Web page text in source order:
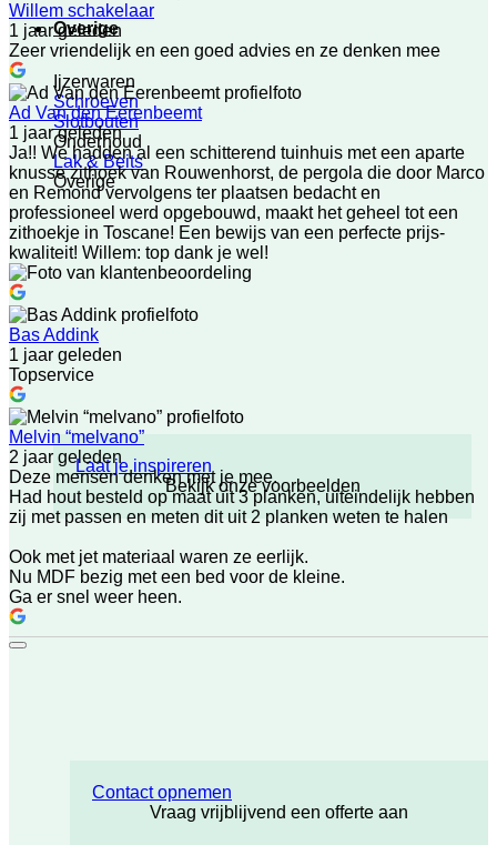
Overige
Ijzerwaren
Schroeven
Slotbouten
Onderhoud
Lak & Beits
Overige
Laat je inspireren
Bekijk onze voorbeelden
Contact opnemen
Vraag vrijblijvend een offerte aan
Willem schakelaar
1 jaar geleden
Zeer vriendelijk en een goed advies en ze denken mee
Ad Van den Eerenbeemt
1 jaar geleden
Ja!! We hadden al een schitterend tuinhuis met een aparte
knusse zithoek van Rouwenhorst, de pergola die door Marco
en Remond vervolgens ter plaatsen bedacht en
professioneel werd opgebouwd, maakt het geheel tot een
zithoekje in Toscane! Een bewijs van een perfecte prijs-
kwaliteit! Willem: top dank je wel!
Bas Addink
1 jaar geleden
Topservice
Melvin “melvano”
2 jaar geleden
Deze mensen denken met je mee.
Had hout besteld op maat uit 3 planken, uiteindelijk hebben
zij met passen en meten dit uit 2 planken weten te halen
Ook met jet materiaal waren ze eerlijk.
Nu MDF bezig met een bed voor de kleine.
Ga er snel weer heen.